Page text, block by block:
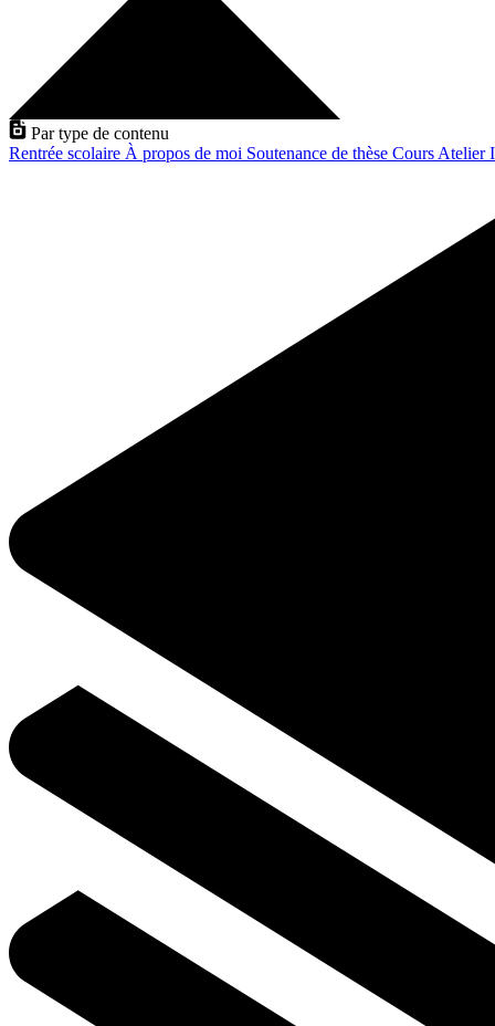
Par type de contenu
Rentrée scolaire À propos de moi Soutenance de thèse Cours Atelier